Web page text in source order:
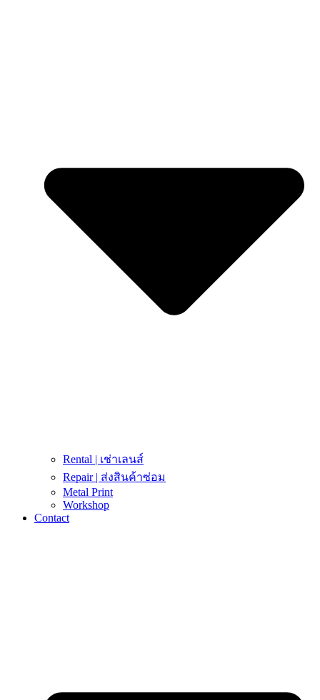
Rental | เช่าเลนส์
Repair | ส่งสินค้าซ่อม
Metal Print
Workshop
Contact